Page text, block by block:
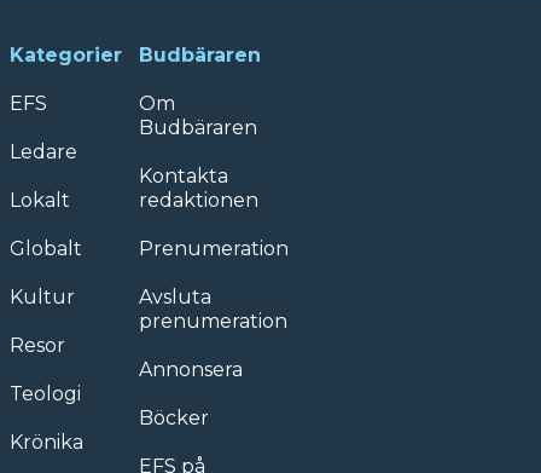
Kategorier
EFS
Ledare
Lokalt
Globalt
Kultur
Resor
Teologi
Krönika
Budbäraren
Om
Budbäraren
Kontakta
redaktionen
Prenumeration
Avsluta
prenumeration
Annonsera
Böcker
EFS på